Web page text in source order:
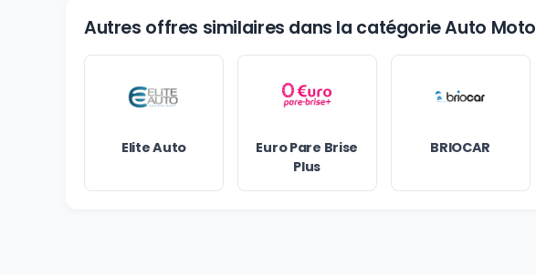
Autres offres similaires dans la catégorie Auto Moto
Elite Auto
Euro Pare Brise
Plus
BRIOCAR